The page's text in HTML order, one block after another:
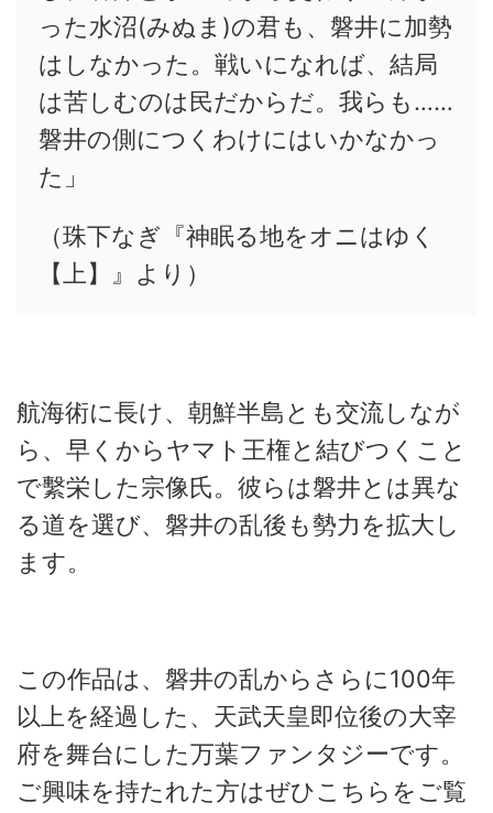
った水沼(みぬま)の君も、磐井に加勢
はしなかった。戦いになれば、結局
は苦しむのは民だからだ。我らも……
磐井の側につくわけにはいかなかっ
た」
（珠下なぎ『神眠る地をオニはゆく
【上】』より）
航海術に長け、朝鮮半島とも交流しなが
ら、早くからヤマト王権と結びつくこと
で繫栄した宗像氏。彼らは磐井とは異な
る道を選び、磐井の乱後も勢力を拡大し
ます。
この作品は、磐井の乱からさらに100年
以上を経過した、天武天皇即位後の大宰
府を舞台にした万葉ファンタジーです。
ご興味を持たれた方はぜひこちらをご覧